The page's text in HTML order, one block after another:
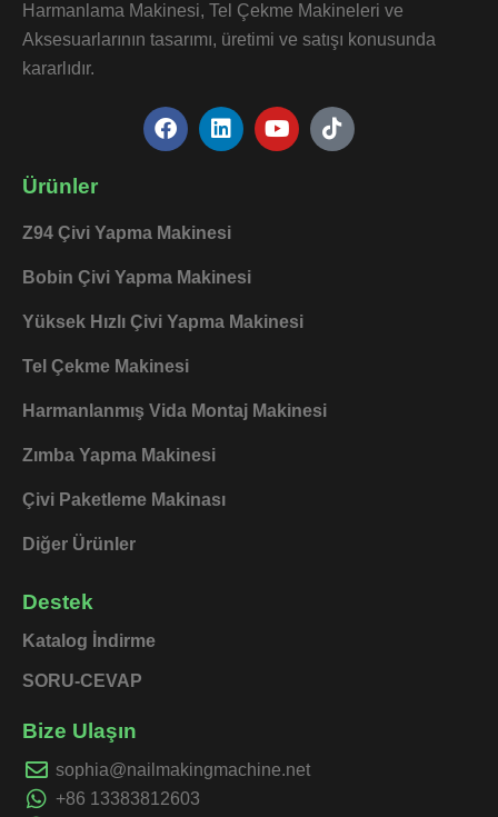
Harmanlama Makinesi, Tel Çekme Makineleri ve
Aksesuarlarının tasarımı, üretimi ve satışı konusunda
kararlıdır.
F
a
o
k
L
i
d
n
Y
o
T
i
Ürünler
Z94 Çivi Yapma Makinesi
Bobin Çivi Yapma Makinesi
Yüksek Hızlı Çivi Yapma Makinesi
Tel Çekme Makinesi
Harmanlanmış Vida Montaj Makinesi
Zımba Yapma Makinesi
Çivi Paketleme Makinası
Diğer Ürünler
Destek
Katalog İndirme
SORU-CEVAP
Bize Ulaşın
sophia@nailmakingmachine.net
+86 13383812603